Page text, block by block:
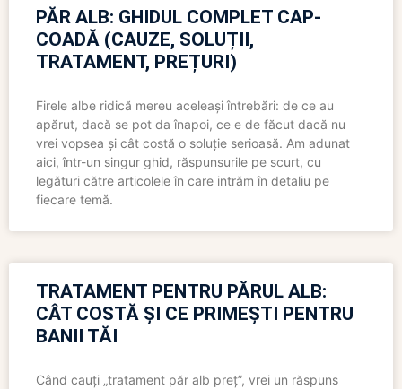
PĂR ALB: GHIDUL COMPLET CAP-
COADĂ (CAUZE, SOLUȚII,
TRATAMENT, PREȚURI)
Firele albe ridică mereu aceleași întrebări: de ce au
apărut, dacă se pot da înapoi, ce e de făcut dacă nu
vrei vopsea și cât costă o soluție serioasă. Am adunat
aici, într-un singur ghid, răspunsurile pe scurt, cu
legături către articolele în care intrăm în detaliu pe
fiecare temă.
TRATAMENT PENTRU PĂRUL ALB:
CÂT COSTĂ ȘI CE PRIMEȘTI PENTRU
BANII TĂI
Când cauți „tratament păr alb preț”, vrei un răspuns